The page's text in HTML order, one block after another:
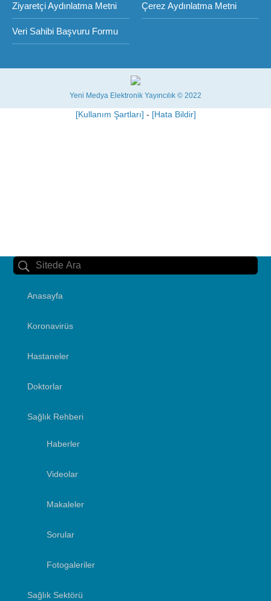
Ziyaretçi Aydınlatma Metni Çerez Aydınlatma Metni
Veri Sahibi Başvuru Formu
Yeni Medya Elektronik Yayıncılık © 2022
[Kullanım Şartları] - [Hata Bildir]
Anasayfa
Koronavirüs
Hastaneler
Doktorlar
Sağlık Rehberi
Haberler
Videolar
Makaleler
Sorular
Fotogaleriler
Sağlık Sektörü